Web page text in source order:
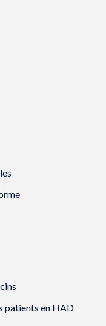
ê
)
patients en HAD